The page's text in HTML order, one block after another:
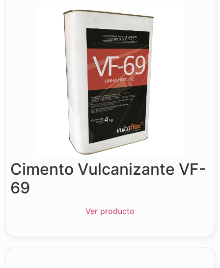
Cimento Vulcanizante VF-
69
Ver producto